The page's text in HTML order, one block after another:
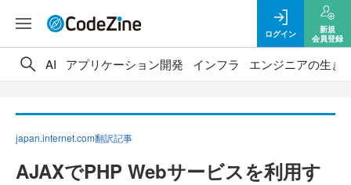
ログイン
新規
会員登録
AI アプリケーション開発 インフラ エンジニアの生き
japan.internet.com翻訳記事
AJAXでPHP Webサービスを利用す